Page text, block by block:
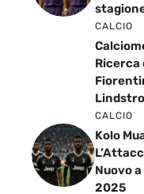
CALCIO
Ricerca
CALCIO
Kolo
Nuovo
2025